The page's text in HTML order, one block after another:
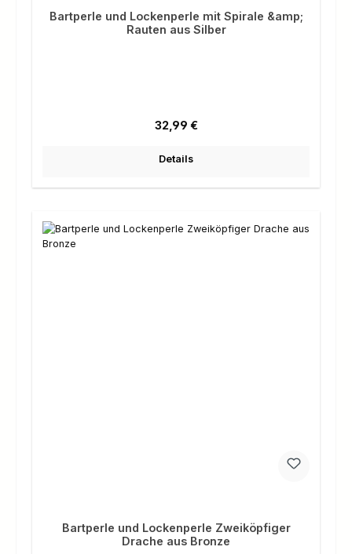
Bartperle und Lockenperle mit Spirale &amp;
Rauten aus Silber
Regulärer Preis:
32,99 €
Details
Bartperle und Lockenperle Zweiköpfiger
Drache aus Bronze